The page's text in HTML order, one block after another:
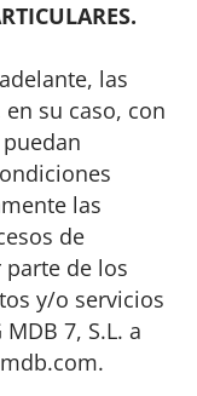
las
su caso, con
las
de
de los
y/o servicios
7, S.L. a